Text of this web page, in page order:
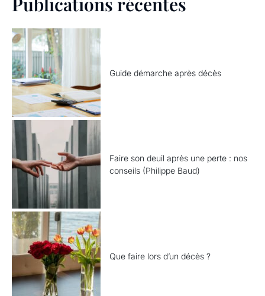
Guide démarche après décès
Faire son deuil après une perte : nos
conseils (Philippe Baud)
Que faire lors d’un décès ?